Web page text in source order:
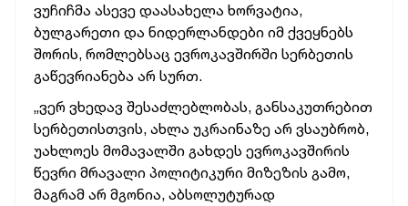
ვუჩიჩმა ასევე დაასახელა ხორვატია,
ბულგარეთი და ნიდერლანდები იმ ქვეყნებს
შორის, რომლებსაც ევროკავშირში სერბეთის
გაწევრიანება არ სურთ.
„ვერ ვხედავ შესაძლებლობას, განსაკუთრებით
სერბეთისთვის, ახლა უკრაინაზე არ ვსაუბრობ,
უახლოეს მომავალში გახდეს ევროკავშირის
წევრი მრავალი პოლიტიკური მიზეზის გამო,
მაგრამ არ მგონია, აბსოლუტურად